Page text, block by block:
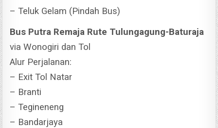
– Teluk Gelam (Pindah Bus)
Bus Putra Remaja Rute Tulungagung-Baturaja
via Wonogiri dan Tol
Alur Perjalanan:
– Exit Tol Natar
– Branti
– Tegineneng
– Bandarjaya